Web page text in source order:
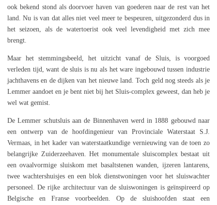
ook bekend stond als doorvoer haven van goederen naar de rest van het
land. Nu is van dat alles niet veel meer te bespeuren, uitgezonderd dus in
het seizoen, als de watertoerist ook veel levendigheid met zich mee
brengt.
Maar het stemmingsbeeld, het uitzicht vanaf de Sluis, is voorgoed
verleden tijd, want de sluis is nu als het ware ingebouwd tussen industrie
jachthavens en de dijken van het nieuwe land. Toch geld nog steeds als je
Lemmer aandoet en je bent niet bij het Sluis-complex geweest, dan heb je
wel wat gemist.
De Lemmer schutsluis aan de Binnenhaven werd in 1888 gebouwd naar
een ontwerp van de hoofdingenieur van Provinciale Waterstaat S.J.
Vermaas, in het kader van waterstaatkundige vernieuwing van de toen zo
belangrijke Zuiderzeehaven. Het monumentale sluiscomplex bestaat uit
een ovaalvormige sluiskom met basaltstenen wanden, ijzeren lantarens,
twee wachtershuisjes en een blok dienstwoningen voor het sluiswachter
personeel. De rijke architectuur van de sluiswoningen is geïnspireerd op
Belgische en Franse voorbeelden. Op de sluishoofden staat een